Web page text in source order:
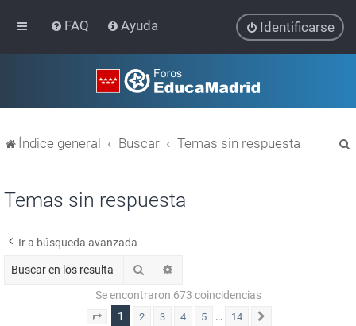
FAQ Ayuda Identificarse
Índice general Buscar Temas sin respuesta
Temas sin respuesta
Ir a búsqueda avanzada
Buscar
Se encontraron 673 coincidencias
Página 1de 14
1 2 3 4 5 … 14